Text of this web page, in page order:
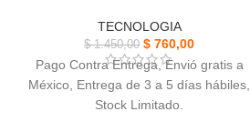
TECNOLOGIA
$1.450,00 $ 760,00
Pago Contra Entrega, Envió gratis a
México, Entrega de 3 a 5 días hábiles,
Stock Limitado.